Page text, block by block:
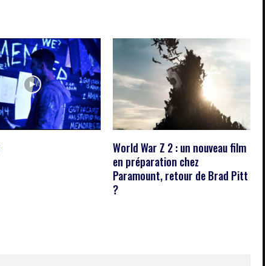
World War Z 2 : un nouveau film
en préparation chez
Paramount, retour de Brad Pitt
?